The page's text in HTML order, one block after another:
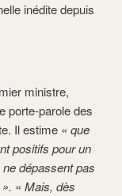
inédite depuis
ministre,
porte-parole des
Il estime « que
positifs pour un
ne dépassent pas
« Mais, dès